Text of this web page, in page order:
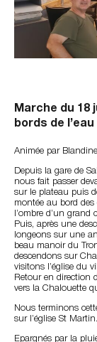
Marche du 18
bords de l’eau
Animée par
Depuis la gare de
nous fait passer
sur le plateau puis
montée au bord
l’ombre d’un grand
Puis, après une
longeons sur une
beau manoir du
descendons sur
visitons l’église du
Retour en direction
vers la Chalouette
Nous terminons
sur l’église St Martin.
Epargnés par la